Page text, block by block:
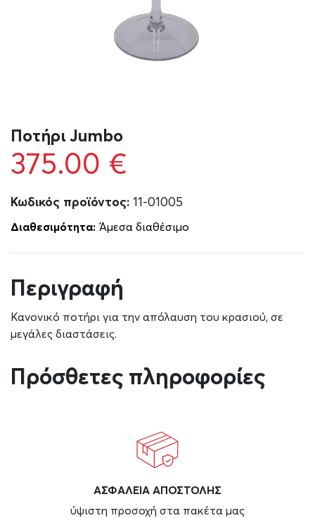
Ποτήρι Jumbo
375.00 €
Κωδικός προϊόντος: 11-01005
Διαθεσιμότητα: Άμεσα διαθέσιμο
Περιγραφή
Κανονικό ποτήρι για την απόλαυση του κρασιού, σε
μεγάλες διαστάσεις.
Πρόσθετες πληροφορίες
ΑΣΦAΛΕΙΑ ΑΠΟΣΤΟΛΗΣ
ύψιστη προσοχή στα πακέτα μας